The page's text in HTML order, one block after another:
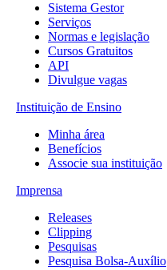
Sistema Gestor
Serviços
Normas e legislação
Cursos Gratuitos
API
Divulgue vagas
Instituição de Ensino
Minha área
Benefícios
Associe sua instituição
Imprensa
Releases
Clipping
Pesquisas
Pesquisa Bolsa-Auxílio